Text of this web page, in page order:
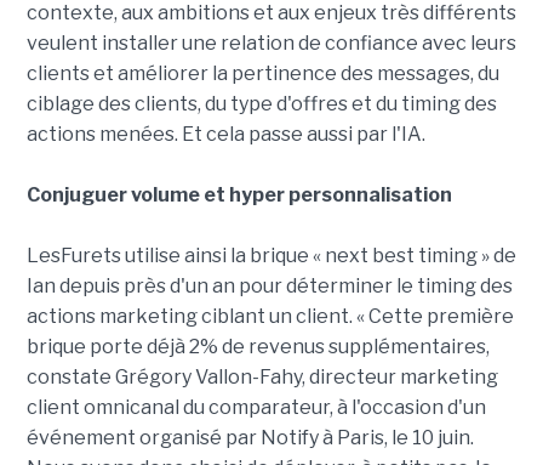
contexte, aux ambitions et aux enjeux très différents
veulent installer une relation de confiance avec leurs
clients et améliorer la pertinence des messages, du
ciblage des clients, du type d'offres et du timing des
actions menées. Et cela passe aussi par l'IA.
Conjuguer volume et hyper personnalisation
LesFurets utilise ainsi la brique « next best timing » de
Ian depuis près d'un an pour déterminer le timing des
actions marketing ciblant un client. « Cette première
brique porte déjà 2% de revenus supplémentaires,
constate Grégory Vallon-Fahy, directeur marketing
client omnicanal du comparateur, à l'occasion d'un
événement organisé par Notify à Paris, le 10 juin.